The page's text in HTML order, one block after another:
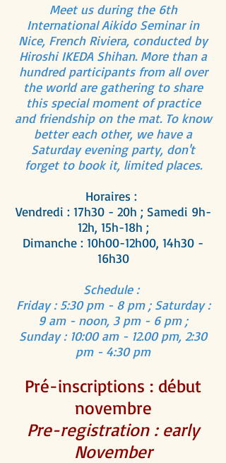
Meet us during the 6th
International Aikido Seminar in
Nice, French Riviera, conducted by
Hiroshi IKEDA Shihan. More than a
hundred participants from all over
the world are gathering to share
this special moment of practice
and friendship on the mat. To know
better each other, we have a
Saturday evening party, don't
forget to book it, limited places.
Horaires :
Vendredi : 17h30 - 20h ; Samedi 9h-
12h, 15h-18h ;
Dimanche : 10h00-12h00, 14h30 -
16h30
Schedule :
Friday : 5:30 pm - 8 pm ; Saturday :
9 am - noon, 3 pm - 6 pm ;
Sunday : 10:00 am - 12.00 pm, 2:30
pm - 4:30 pm
Pré-inscriptions : début
novembre
Pre-registration : early
November